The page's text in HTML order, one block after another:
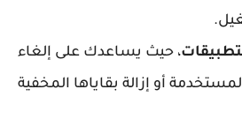
، حيث يساعدك على إلغاء
أو إزالة بقاياها المخفية